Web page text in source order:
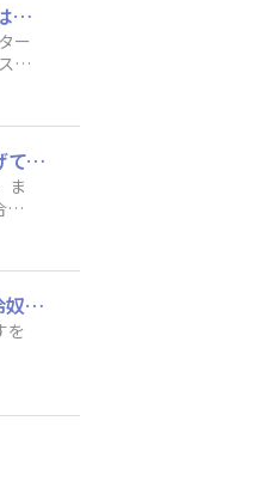
注目～～～！！👀何と、ススムくんがXの「猫がくる大行進イラストチャレンジ」に参加させていただきました✨この企画は猫イラストレーターのキハラニク・ユウコさん（@ColorKihara）が企業キャラやマークを猫として大行進させるイラストチャレンジ。今回は第2弾でついにススムくんもエントリー🙋ススムくんはどこにいるかな～🔎皆さんおなじみのあの企業さんのキャラもいるはず、、ぜひ探してみてください🤗※壁紙はダウンロードしてご利用いただけます！（PC、スマホ用2種類あります）
ー
ム
「かけて食べる 梅だれ」を揚げたての鶏のから揚げにかけて食べたり、あるいは、鶏肉を漬け込んで下味をつけてから揚げても美味しそう。また、豚の生姜焼きに加えてみたいです。生姜と梅の相性はどうなのか。生姜の代わりに梅だれだけを使ってみるのもいいかも。チーズとも合わせてみたい。チーズのコクや旨味と、梅だれのさっぱりとしたところが合いそうなイメージです。カレーの仕上げにも使ってみたいです。普段は、ソース、ケチャップ、牛乳で仕上げるのですが、 梅だれが加わるとそのように味が変化するのか、楽しみです。​
ま
わ
「かけて食べる梅だれ」アレンジさっぱりしていて具材の食感もあるよさが生かせたら良いなと思いました☺️🌟①梅だれ冷奴どんぶり天かすをプラスしたいです♪②厚揚げステーキの梅だれタルタル梅だれでさっぱりタルタルになりそうです♪
を